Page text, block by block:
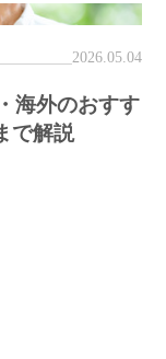
2026.05.04
海外のおすす
で解説